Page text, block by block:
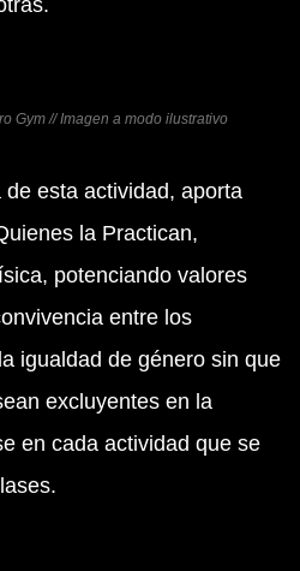
Gym // Imagen a modo ilustrativo
esta actividad, aporta
la Practican,
potenciando valores
entre los
igualdad de género sin que
excluyentes en la
en cada actividad que se